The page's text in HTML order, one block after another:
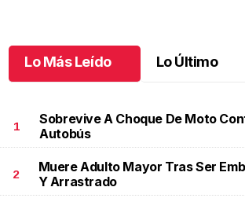
Autos clásicos invaden Tuxtla Gutiérrez.Autos
clásicos invaden Tuxtla Gutiérrez
Lo Más Leído Lo Último
1
Sobrevive A Choque De Moto
Autobús
2
Muere Adulto Mayor Tras Ser
Y Arrastrado